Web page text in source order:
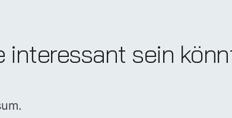
interessant sein